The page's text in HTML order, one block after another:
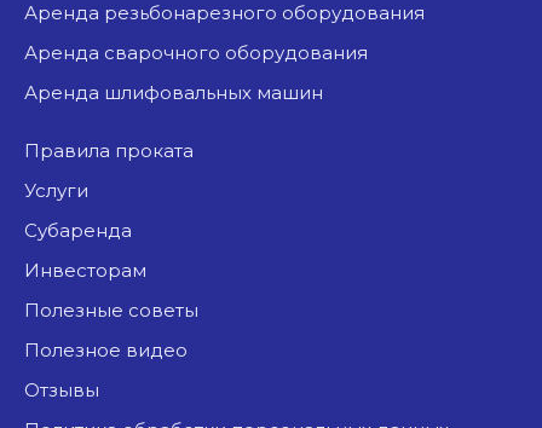
аренда резьбонарезного оборудования
аренда сварочного оборудования
аренда шлифовальных машин
Правила проката
Услуги
Субаренда
Инвесторам
Полезные советы
Полезное видео
Отзывы